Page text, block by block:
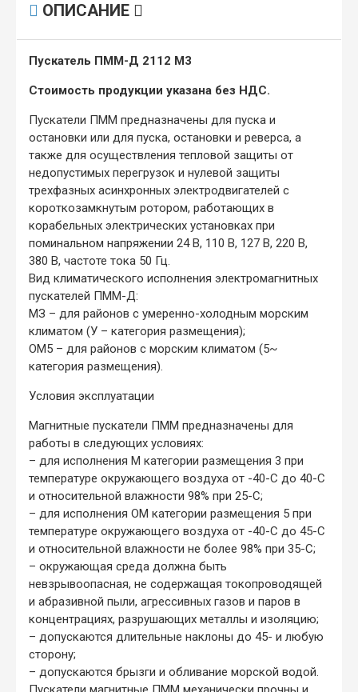
ОПИСАНИЕ
Пускатель ПММ-Д 2112 М3
Стоимость продукции указана без НДС.
Пускатели ПММ предназначены для пуска и
остановки или для пуска, остановки и реверса, а
также для осуществления тепловой защиты от
недопустимых перегрузок и нулевой защиты
трехфазных асинхронных электродвигателей с
короткозамкнутым ротором, работающих в
корабельных электрических установках при
поминальном напряжении 24 В, 110 В, 127 В, 220 В,
380 В, частоте тока 50 Гц.
Вид климатического исполнения электромагнитных
пускателей ПММ-Д:
МЗ – для районов с умеренно-холодным морским
климатом (У – категория размещения);
ОМ5 – для районов с морским климатом (5~
категория размещения).
Условия эксплуатации
Магнитные пускатели ПММ предназначены для
работы в следующих условиях:
– для исполнения М категории размещения 3 при
температуре окружающего воздуха от -40-С до 40-С
и относительной влажности 98% при 25-С;
– для исполнения ОМ категории размещения 5 при
температуре окружающего воздуха от -40-С до 45-С
и относительной влажности не более 98% при 35-С;
– окружающая среда должна быть
невзрывоопасная, не содержащая токопроводящей
и абразивной пыли, агрессивных газов и паров в
концентрациях, разрушающих металлы и изоляцию;
– допускаются длительные наклоны до 45- и любую
сторону;
– допускаются брызги и обливание морской водой.